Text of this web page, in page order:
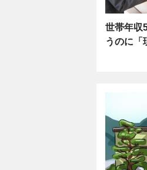
世帯年収
うのに